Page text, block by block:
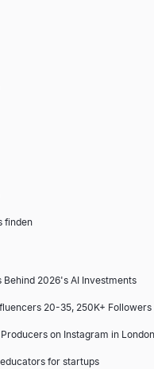
finden
Behind 2026's AI Investments
20-35, 250K+ Followers
on Instagram in London
for startups